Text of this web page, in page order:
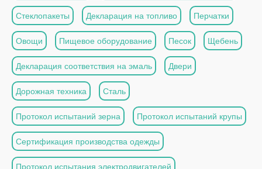
Стеклопакеты Декларация на топливо Перчатки
Овощи Пищевое оборудование Песок Щебень
Декларация соответствия на эмаль Двери
Дорожная техника Сталь
Протокол испытаний зерна Протокол испытаний крупы
Сертификация производства одежды
Протокол испытания электродвигателей